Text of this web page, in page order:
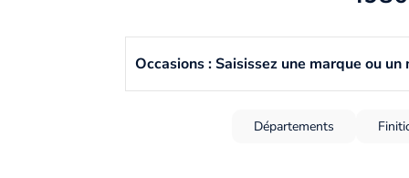
Occasions : Saisissez une marque ou un
Départements